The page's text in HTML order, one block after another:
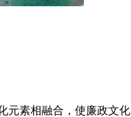
元素相融合，使廉政文化